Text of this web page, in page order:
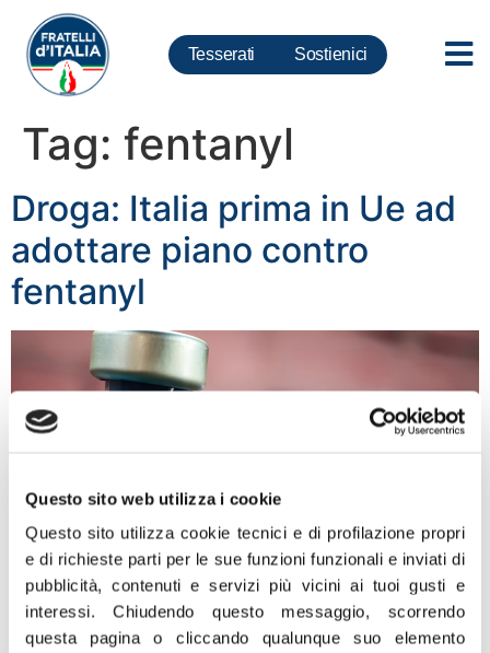
Questo sito web utilizza i cookie
Questo sito utilizza cookie tecnici e di profilazione propri
e di richieste parti per le sue funzioni funzionali e inviati di
pubblicità, contenuti e servizi più vicini ai tuoi gusti e
interessi.Chiudendo questo messaggio, scorrendo
questa pagina o cliccando qualunque suo elemento
Tesserati Sostienici
Tag: fentanyl
Droga: Italia prima in Ue ad
adottare piano contro
fentanyl